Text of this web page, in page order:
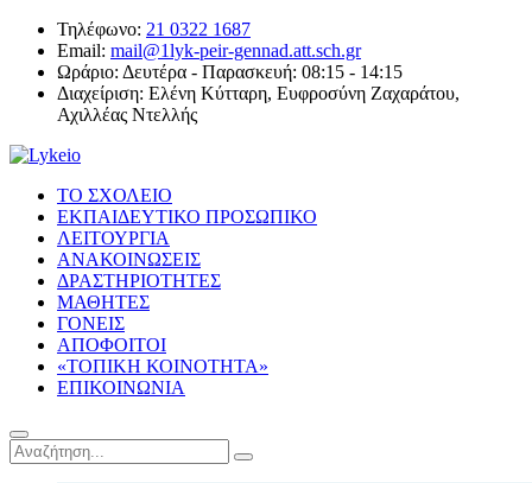
Τηλέφωνο: 21 0322 1687
Email: mail@1lyk-peir-gennad.att.sch.gr
Ωράριο: Δευτέρα - Παρασκευή: 08:15 - 14:15
Διαχείριση: Ελένη Κύτταρη, Ευφροσύνη Ζαχαράτου,
Αχιλλέας Ντελλής
ΤΟ ΣΧΟΛΕΙΟ
ΕΚΠΑΙΔΕΥΤΙΚΟ ΠΡΟΣΩΠΙΚΟ
ΛΕΙΤΟΥΡΓΙΑ
ΑΝΑΚΟΙΝΩΣΕΙΣ
ΔΡΑΣΤΗΡΙΟΤΗΤΕΣ
ΜΑΘΗΤΕΣ
ΓΟΝΕΙΣ
ΑΠΟΦΟΙΤΟΙ
«ΤΟΠΙΚΗ ΚΟΙΝΟΤΗΤΑ»
ΕΠΙΚΟΙΝΩΝΙΑ